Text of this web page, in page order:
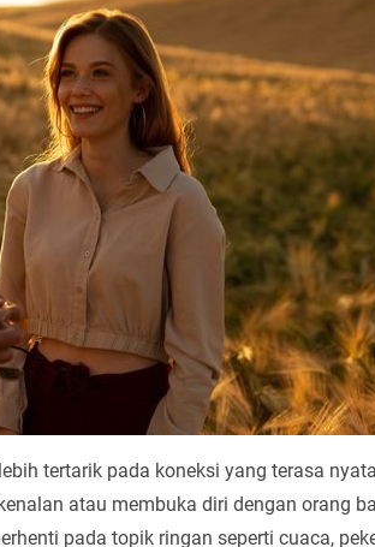
tertarik pada koneksi yang terasa
atau membuka diri dengan orang
pada topik ringan seperti cuaca,